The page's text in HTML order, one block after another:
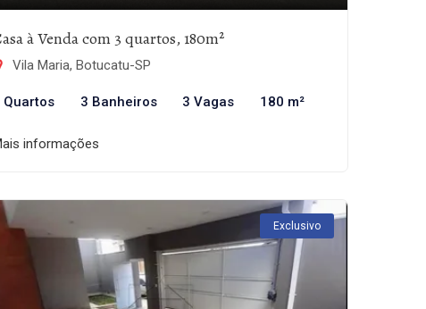
à Venda com 3 quartos, 180m²
Vila Maria, Botucatu-SP
Quartos 3 Banheiros 3 Vagas 180 m²
informações
Exclusivo